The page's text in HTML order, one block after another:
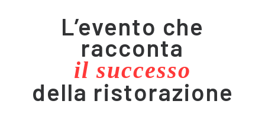
L’evento che
racconta
il successo
della ristorazione